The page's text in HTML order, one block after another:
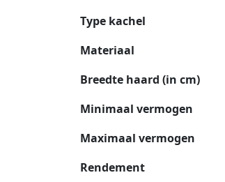
Type kachel
Materiaal
Breedte haard (in cm)
Minimaal vermogen
Maximaal vermogen
Rendement